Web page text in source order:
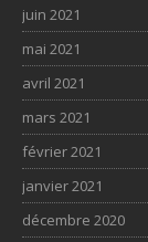
juin 2021
mai 2021
avril 2021
mars 2021
février 2021
janvier 2021
décembre 2020